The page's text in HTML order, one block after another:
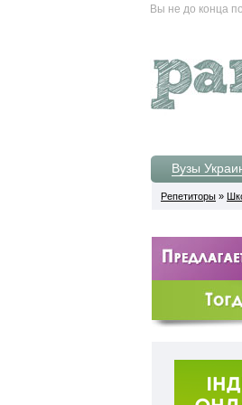
Вы не до конца
Вузы
Репетиторы »